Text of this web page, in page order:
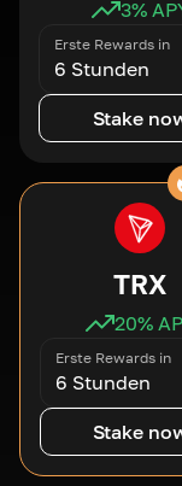
3%
Erste Rewards in
6 Stunden
Stake
TRX
20%
Erste Rewards in
6 Stunden
Stake